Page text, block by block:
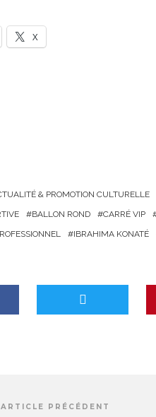
X
& PROMOTION CULTURELLE
BALLON ROND CARRÉ VIP
IBRAHIMA KONATÉ
ARTICLE PRÉCÉDENT